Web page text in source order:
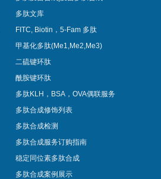
多肽文库
FITC, Biotin，5-Fam 多肽
甲基化多肽(Me1,Me2,Me3)
二硫键环肽
酰胺键环肽
多肽KLH，BSA，OVA偶联服务
多肽合成修饰列表
多肽合成检测
多肽合成服务订购指南
稳定同位素多肽合成
多肽合成案例展示